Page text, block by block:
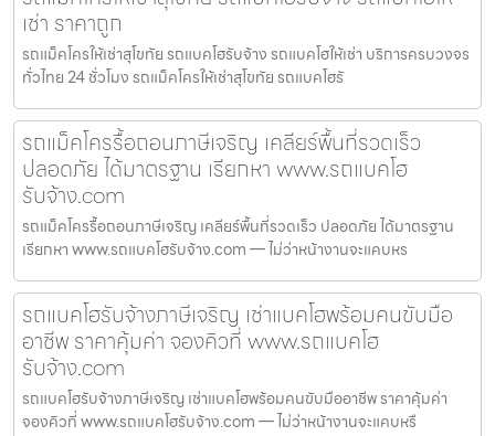
เช่า ราคาถูก
รถแม็คโครให้เช่าสุโขทัย รถแบคโฮรับจ้าง รถแบคโฮให้เช่า บริการครบวงจร
ทั่วไทย 24 ชั่วโมง รถแม็คโครให้เช่าสุโขทัย รถแบคโฮรั
รถแม็คโครรื้อถอนภาษีเจริญ เคลียร์พื้นที่รวดเร็ว
ปลอดภัย ได้มาตรฐาน เรียกหา www.รถแบคโฮ
รับจ้าง.com
รถแม็คโครรื้อถอนภาษีเจริญ เคลียร์พื้นที่รวดเร็ว ปลอดภัย ได้มาตรฐาน
เรียกหา www.รถแบคโฮรับจ้าง.com — ไม่ว่าหน้างานจะแคบหร
รถแบคโฮรับจ้างภาษีเจริญ เช่าแบคโฮพร้อมคนขับมือ
อาชีพ ราคาคุ้มค่า จองคิวที่ www.รถแบคโฮ
รับจ้าง.com
รถแบคโฮรับจ้างภาษีเจริญ เช่าแบคโฮพร้อมคนขับมืออาชีพ ราคาคุ้มค่า
จองคิวที่ www.รถแบคโฮรับจ้าง.com — ไม่ว่าหน้างานจะแคบหรื